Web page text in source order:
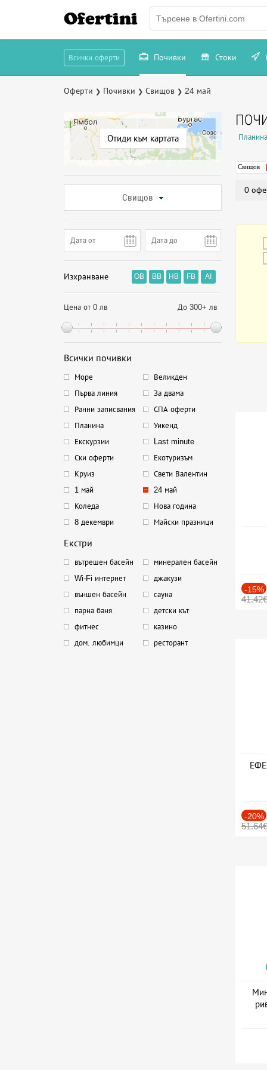
Ofertini
Всички оферти Почивки Стоки
Оферти ❯ Почивки ❯ Свищов ❯ 24 май
Отиди към картата
Свищов
Изхранване OB BB HB FB AI
Цена от 0 лв До 300+ лв
Всички почивки
Море
Великден
Първа линия
За двама
Ранни записвания
СПА оферти
Планина
Уикенд
Екскурзии
Last minute
Ски оферти
Екотуризъм
Круиз
Свети Валентин
1 май
24 май
Коледа
Нова година
8 декември
Майски празници
Екстри
вътрешен басейн
минерален басейн
Wi-Fi интернет
джакузи
външен басейн
сауна
парна баня
детски кът
фитнес
казино
дом. любимци
ресторант
Свищов
0
-15%
41.42€
-20%
51.64€